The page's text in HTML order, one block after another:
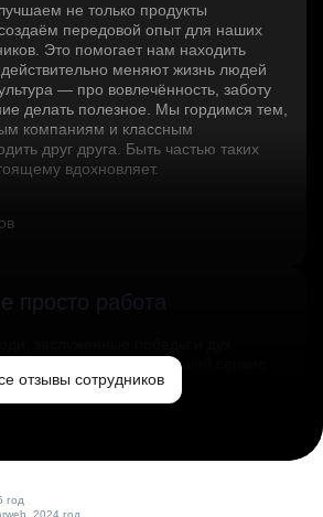
не только продукты
передовой опыт для наших
Это помогает нам находить
меняют жизнь людей
— про вовлечённость, заботу
делать полезное. Мы гордимся тем,
компаниям и классным
друг друга. Быть частью таких
вдохновляет.
просто работа
миру и создаём лучший сервис
стране.
отзывы сотрудников
год
2024 год